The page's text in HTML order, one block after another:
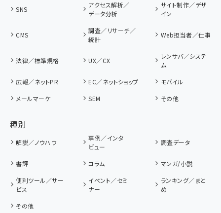
SNS
アクセス解析／
データ分析
サイト制作／デザ
イン
CMS
調査／リサーチ／
統計
Web担当者／仕事
法律／標準規格 UX／CX
レンサバ／システ
ム
広報／ネットPR
EC／ネットショップ
モバイル
メールマーケ
SEM その他
種別
解説／ノウハウ
事例／インタ
ビュー
調査データ
書評 コラム
マンガ/小説
便利ツール／サー
ビス
イベント／セミ
ナー
ランキング／まと
め
その他